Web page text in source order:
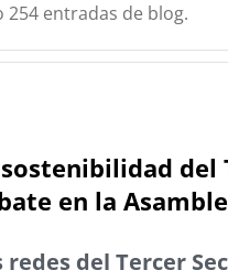
254 entradas de blog.
del
en la
redes del Tercer